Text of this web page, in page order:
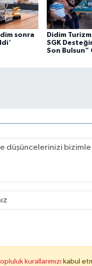
sonra
Didim
SGK
Son Bulsun”
kurallarımızı kabul